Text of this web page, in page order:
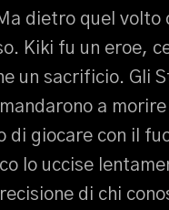
dietro quel volto
Kiki fu un eroe,
un sacrificio. Gli
a morire
di giocare con il
lo uccise
di chi